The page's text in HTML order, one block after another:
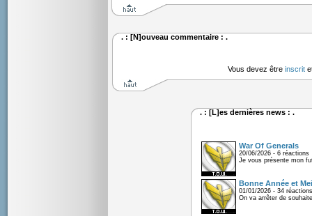
. : [N]ouveau commentaire : .
Vous devez être inscrit
. : [L]es dernières news : .
War Of Generals
20/06/2026 - 6 réactions
Je vous présente mon
Bonne Année et
01/01/2026 - 34 réactions
On va arrêter de